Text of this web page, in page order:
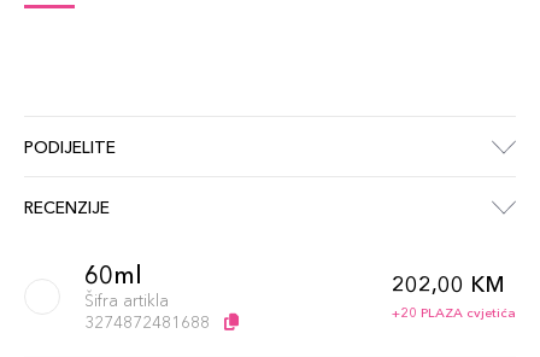
PODIJELITE
RECENZIJE
60ml
Šifra artikla
3274872481688
202,00 KM
+20 PLAZA cvjetića